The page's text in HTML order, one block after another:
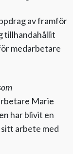
av framför
tillhandahållit
medarbetare
Marie
har blivit en
arbete med